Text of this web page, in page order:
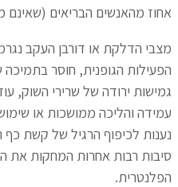
אחוז מהאנשים הבריאים (שאינם
מצבי הדלקת או דורבן העקב
הפעילות הגופנית, חוסר
גמישות ירודה של שרירי השוק,
עמידה והליכה ממושכות או
נענות לכיפוף הרגיל של קשת כף
סיבות רבות אחרות המחקות
הפלנטרית.